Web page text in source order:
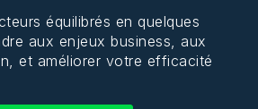
équilibrés en quelques
aux enjeux business, aux
et améliorer votre efficacité